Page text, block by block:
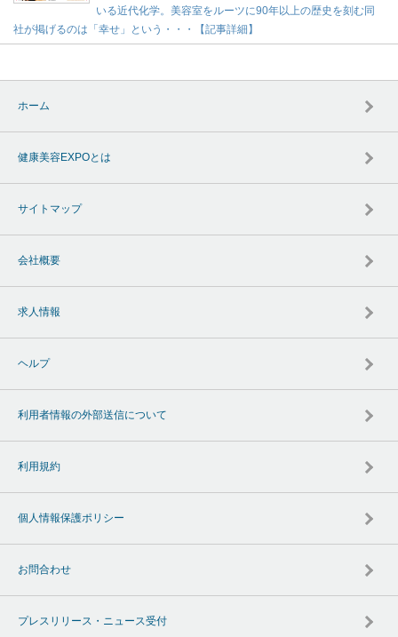
いる近代化学。美容室をルーツに90年以上の歴史を刻む同
社が掲げるのは「幸せ」という・・・【記事詳細】
ホーム
健康美容EXPOとは
サイトマップ
会社概要
求人情報
ヘルプ
利用者情報の外部送信について
利用規約
個人情報保護ポリシー
お問合わせ
プレスリリース・ニュース受付